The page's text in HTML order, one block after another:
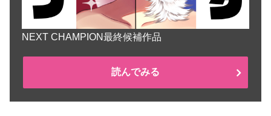
NEXT CHAMPION最終候補作品
読んでみる